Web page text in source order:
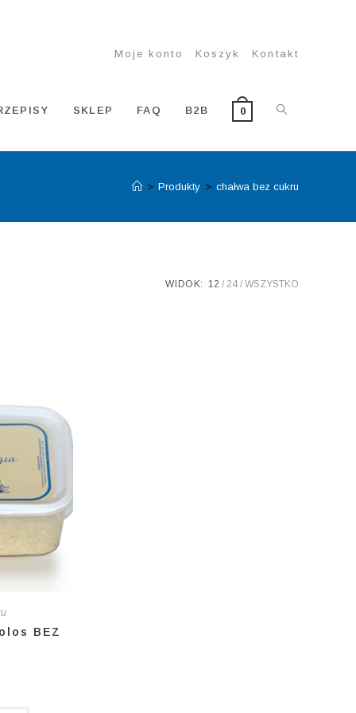
Moje konto Koszyk Kontakt
SKLEP FAQ B2B 0 TOGGLE
WEBSITE
> Produkty > chałwa bez cukru
WIDOK: 12 24 WSZYSTKO
BEZ